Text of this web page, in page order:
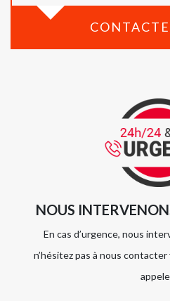
NOUS
En cas d’urgence, nous
n’hésitez pas à nous